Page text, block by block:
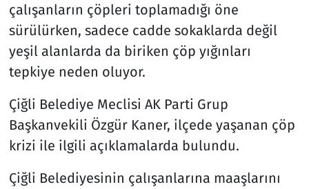
çalışanların çöpleri toplamadığı öne
sürülürken, sadece cadde sokaklarda değil
yeşil alanlarda da biriken çöp yığınları
tepkiye neden oluyor.
Çiğli Belediye Meclisi AK Parti Grup
Başkanvekili Özgür Kaner, ilçede yaşanan çöp
krizi ile ilgili açıklamalarda bulundu.
Çiğli Belediyesinin çalışanlarına maaşlarını
Spor
Teknoloji ve Bilim